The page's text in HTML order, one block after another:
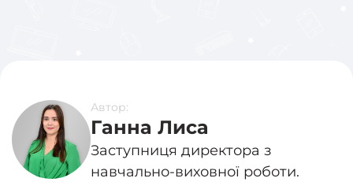
Автор:
Ганна Лиса
Заступниця директора з
навчально-виховної роботи.